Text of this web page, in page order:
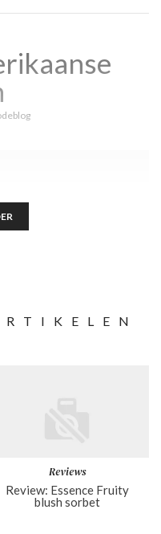
Reviews
Review: Essence Fruity
blush sorbet